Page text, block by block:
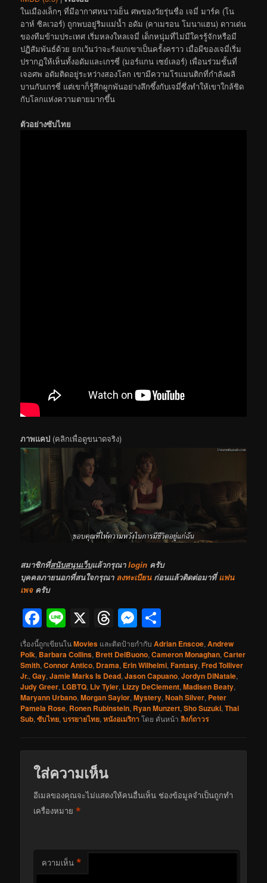
ในเมืองเล็กๆ ที่มีอากาศหนาวเย็น ศพของวัยรุ่นชื่อ เจมี่ มาร์ค (โน
อาห์ ซิลเวอร์) ถูกพบอยู่ริมแม่น้ำ อดัม (คาเมรอน โมนาแฮน) ดาวเด่น
ของทีมข้ามประเทศ เริ่มหลงใหลเจมี่ เด็กหนุ่มที่ไม่มีใครรู้จักหรือมี
ปฏิสัมพันธ์ด้วย ยกเว้นว่าจะรังแกเขาเป็นครั้งคราว เมื่อผีของเจมี่เริ่ม
ปรากฏให้เห็นทั้งอดัมและเกรซี่ (มอร์แกน เซย์เลอร์) เพื่อนร่วมชั้นที่
เจอศพ อดัมติดอยู่ระหว่างสองโลก เขามีความโรแมนติกที่กำลังผลิ
บานกับเกรซี่ แต่เขาก็รู้สึกผูกพันอย่างลึกซึ้งกับเจมี่ซึ่งทำให้เขาใกล้ชิด
กับโลกแห่งความตายมากขึ้น
ตัวอย่างซับไทย
ภาพแคป (คลิกเพื่อดูขนาดจริง)
สมาชิกที่สนับสนุนเว็บแล้วกรุณาlogin ครับ
บุคคลภายนอกที่สนใจกรุณา ลงทะเบียนก่อนแล้วติดต่อมาที่แฟน
เพจครับ
Facebook
Line
X Threads
Messenger
เรื่องนี้ถูกเขียนในMovies และติดป้ายกำกับAdrian Enscoe,Andrew
Polk, Barbara Collins, Brett DelBuono,Cameron Monaghan,Carter
Smith,Connor Antico, Drama, Erin Wilhelmi,Fantasy,Fred Tolliver
Jr.,Gay,Jamie Marks Is Dead,Jason Capuano,Jordyn DiNatale,
Judy Greer, LGBTQ, Liv Tyler, Lizzy DeClement,Madisen Beaty,
Maryann Urbano,Morgan Saylor,Mystery,Noah Silver, Peter
Pamela Rose, Ronen Rubinstein, Ryan Munzert,Sho Suzuki,Thai
Sub,ซับไทย,บรรยายไทย,หนังอเมริกา โดย คั่นหน้าลิงก์ถาวร
ใส่ความเห็น
อีเมลของคุณจะไม่แสดงให้คนอื่นเห็น ช่องข้อมูลจำเป็นถูกทำ
เครื่องหมาย*
ความเห็น *